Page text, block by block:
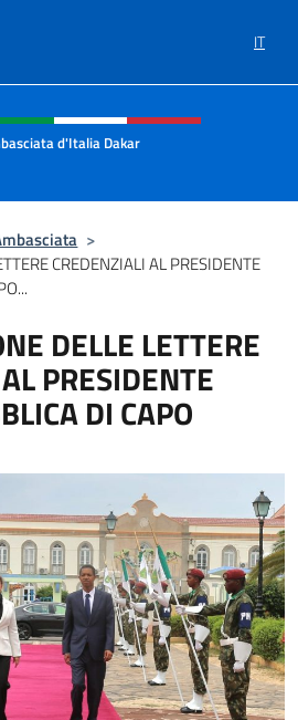
IT
social e menù
d'Italia Dakar
>
CREDENZIALI AL PRESIDENTE
DELLE LETTERE
PRESIDENTE
DI CAPO